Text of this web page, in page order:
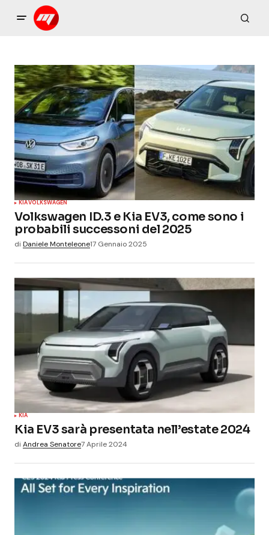
KIAVOLKSWAGEN
Volkswagen ID.3 e Kia EV3, come sono i
probabili successoni del 2025
di Daniele Monteleone17 Gennaio 2025
KIA
Kia EV3 sarà presentata nell’estate 2024
di Andrea Senatore7 Aprile 2024